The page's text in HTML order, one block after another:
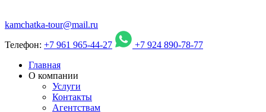
kamchatka-tour@mail.ru
Телефон: +7 961 965-44-27
+7 924 890-78-77
Главная
О компании
Услуги
Контакты
Агентствам